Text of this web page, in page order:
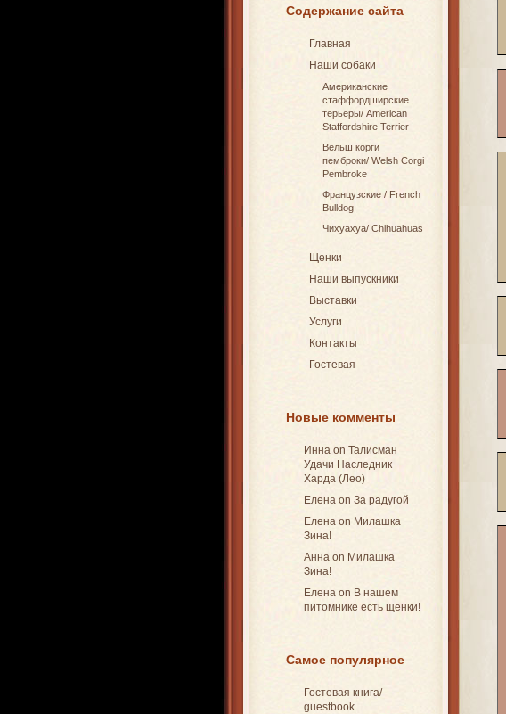
Содержание сайта
Главная
Наши собаки
Американские
стаффордширские
терьеры/ American
Staffordshire Terrier
Вельш корги
пемброки/ Welsh Corgi
Pembroke
Французские / French
Bulldog
Чихуахуа/ Chihuahuas
Щенки
Наши выпускники
Выставки
Услуги
Контакты
Гостевая
Новые комменты
Инна on Талисман
Удачи Наследник
Харда (Лео)
Елена on За радугой
Елена on Милашка
Зина!
Анна on Милашка
Зина!
Елена on В нашем
питомнике есть щенки!
Самое популярное
Гостевая книга/
guestbook